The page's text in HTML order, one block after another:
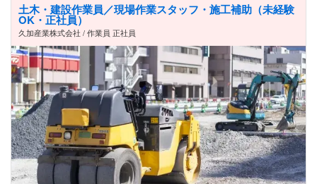
土木・建設作業員／現場作業スタッフ・施工補助（未経験
OK・正社員）
久加産業株式会社 / 作業員 正社員